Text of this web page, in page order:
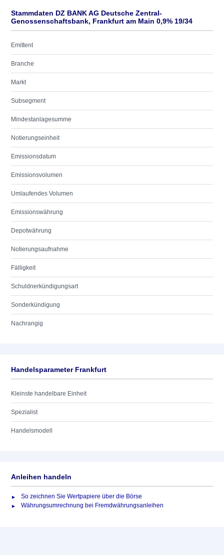
Stammdaten DZ BANK AG Deutsche Zentral-
Genossenschaftsbank, Frankfurt am Main 0,9% 19/34
Emittent
Branche
Markt
Subsegment
Mindestanlagesumme
Notierungseinheit
Emissionsdatum
Emissionsvolumen
Umlaufendes Volumen
Emissionswährung
Depotwährung
Notierungsaufnahme
Fälligkeit
Schuldnerkündigungsart
Sonderkündigung
Nachrangig
Handelsparameter Frankfurt
Kleinste handelbare Einheit
Spezialist
Handelsmodell
Anleihen handeln
So zeichnen Sie Wertpapiere über die Börse
Währungsumrechnung bei Fremdwährungsanleihen